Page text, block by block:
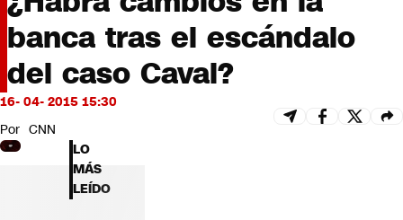
Programas completos
Cultura
Servicios
Bits
CNN tiempo
Futuro 360
Opinión
banca tras el escándalo
del caso Caval?
16- 04- 2015 15:30
Por CNN
LO
MÁS
LEÍDO